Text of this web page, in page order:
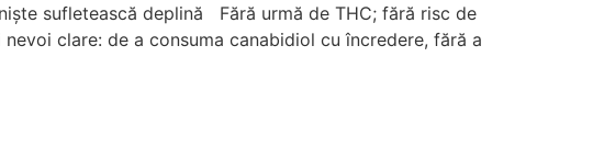
sufletească deplină Fără urmă de THC; fără risc de
clare: de a consuma canabidiol cu ​​încredere, fără a